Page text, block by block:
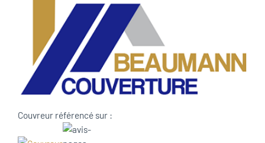
Couvreur référencé sur :